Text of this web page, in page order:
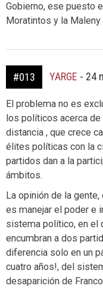
Gobierno, ese puesto
Moratintos y la Maleny
#013 YARGE - 24
El problema no es
los políticos acerca
distancia , que crece
élites políticas con la
partidos dan a la
ámbitos.
La opinión de la
es manejar el poder e
sistema político, en el
encumbran a dos
diferencia solo en un
cuatro años!, del
desaparición de